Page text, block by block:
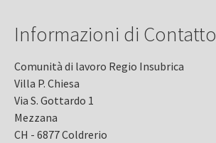
Informazioni di Contatto
Comunità di lavoro Regio Insubrica
Villa P. Chiesa
Via S. Gottardo 1
Mezzana
CH - 6877 Coldrerio